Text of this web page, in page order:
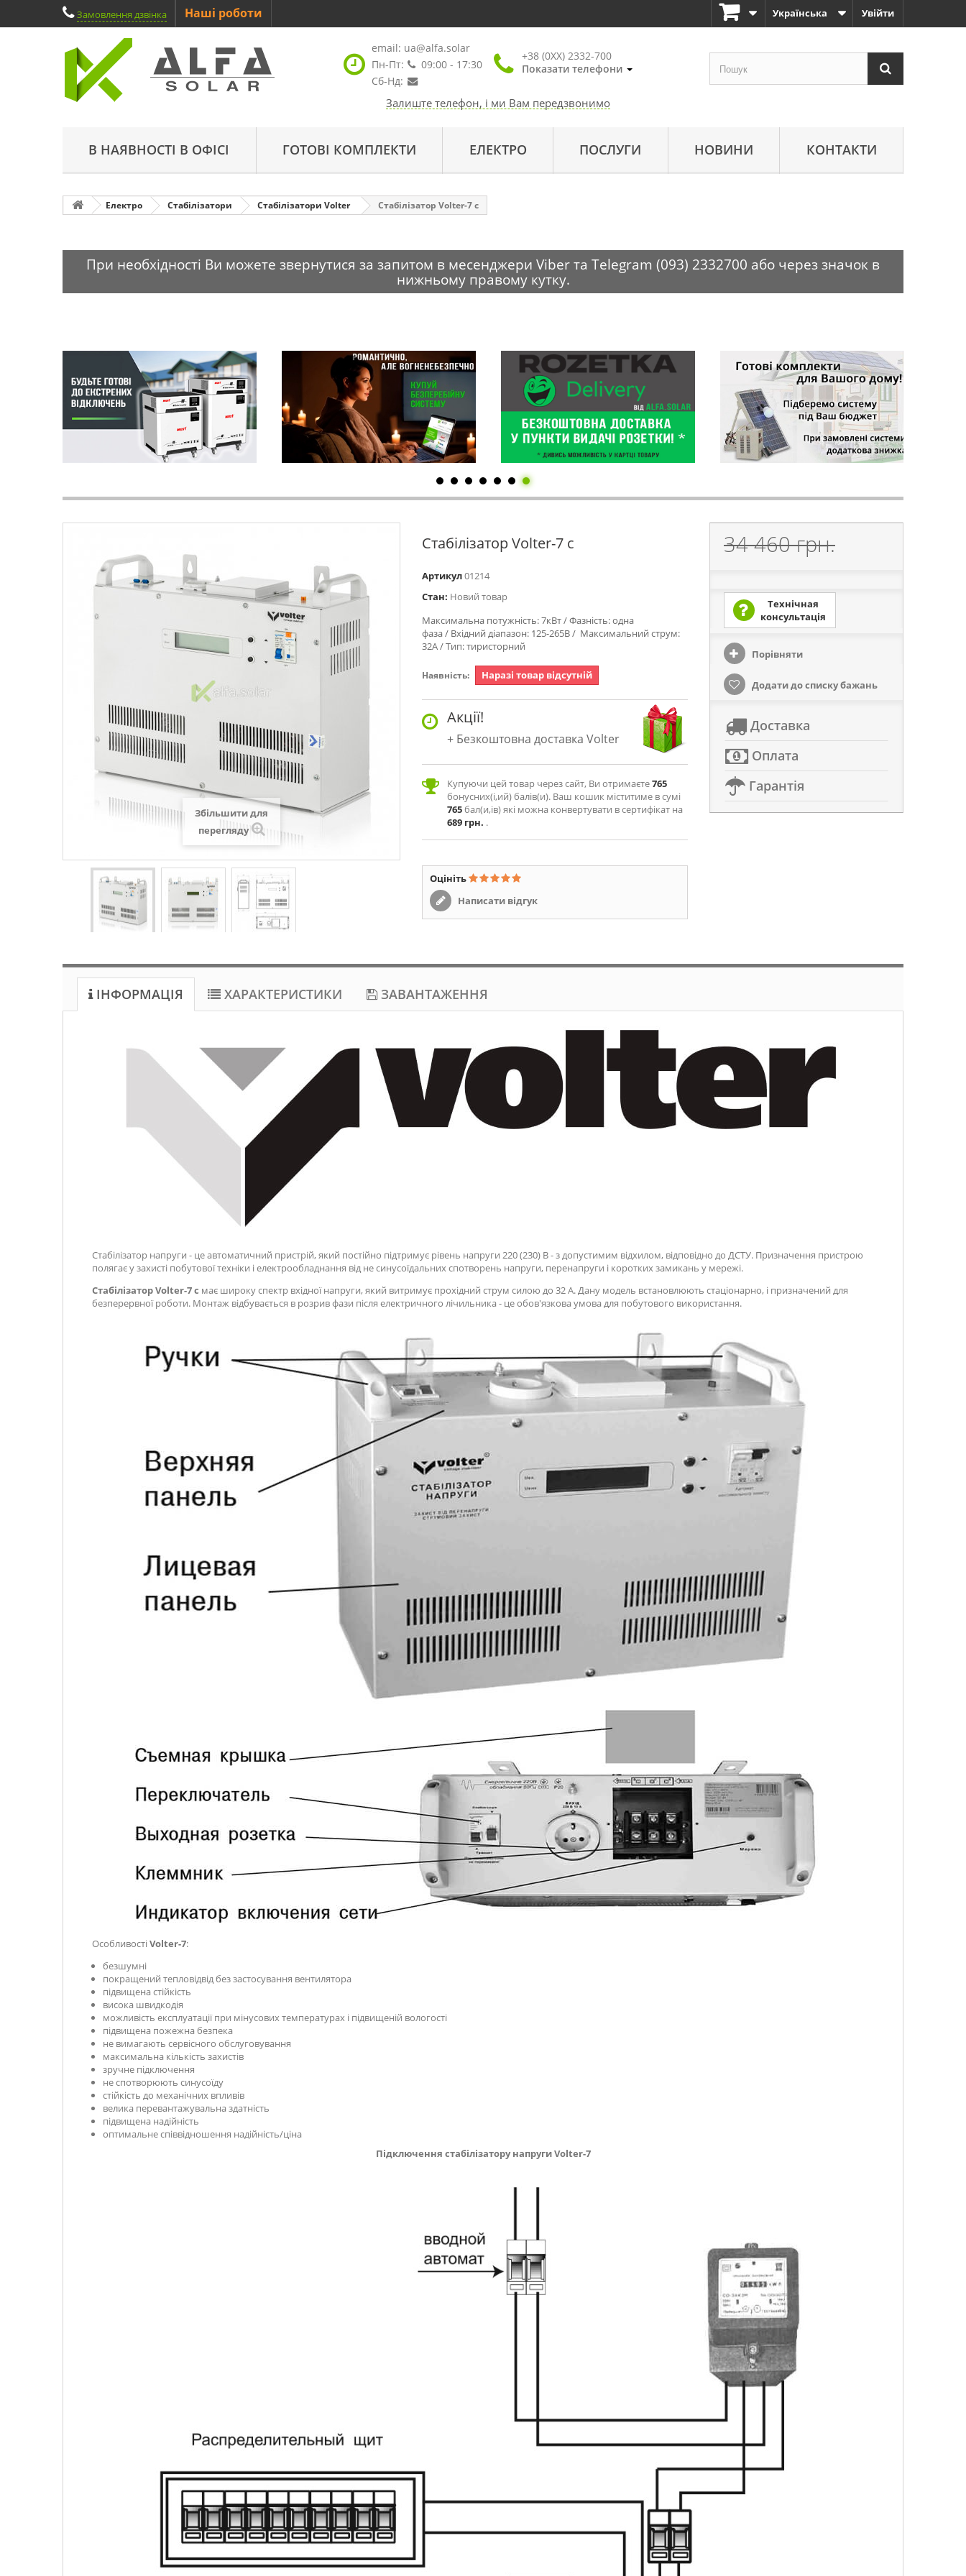
Увійти
Українська
Замовлення дзвінка Наші роботи
email: ua@alfa.solar
Пн-Пт:
09:00 - 17:30
Сб-Нд:
+38 (0XX) 2332-700
Показати телефони
Залиште телефон, і ми Вам передзвонимо
В НАЯВНОСТІ В ОФІСІ ГОТОВІ КОМПЛЕКТИ ЕЛЕКТРО ПОСЛУГИ НОВИНИ КОНТАКТИ
Електро Стабілізатори Стабілізатори Volter Стабілізатор Volter-7 с
При необхідності Ви можете звернутися за запитом в месенджери Viber та Telegram (093) 2332700 або через значок в
нижньому правому кутку.
Збільшити для
перегляду
Стабілізатор Volter-7 с
Артикул01214
Стан: Новий товар
Максимальна потужність: 7кВт / Фазність: одна
фаза / Вхідний діапазон: 125-265В / Максимальний струм:
32А / Тип: тиристорний
Наявність: Наразі товар відсутній
Акції!
Безкоштовна доставка Volter
Купуючи цей товар через сайт, Ви отримаєте765
бонусних(і,ий) балів(и). Ваш кошик міститиме в сумі
765бал(и,ів) які можна конвертувати в сертифікат на
689 грн. .
Оцініть
Написати відгук
34 460 грн.
Технічная
консультація
Порівняти
Додати до списку бажань
Доставка
Оплата
Гарантія
ІНФОРМАЦІЯ ХАРАКТЕРИСТИКИ ЗАВАНТАЖЕННЯ
Стабілізатор напруги - це автоматичний пристрій, який постійно підтримує рівень напруги 220 (230) В - з допустимим відхилом, відповідно до ДСТУ. Призначення пристрою
полягає у захисті побутової техніки і електрообладнання від не синусоїдальних спотворень напруги, перенапруги і коротких замикань у мережі.
Стабілізатор Volter-7 с має широку спектр вхідної напруги, який витримує прохідний струм силою до 32 А. Дану модель встановлюють стаціонарно, і призначений для
безперервної роботи. Монтаж відбувається в розрив фази після електричного лічильника - це обов'язкова умова для побутового використання.
ОсобливостіVolter-7:
безшумні
покращений тепловідвід без застосування вентилятора
підвищена стійкість
висока швидкодія
можливість експлуатації при мінусових температурах і підвищеній вологості
підвищена пожежна безпека
не вимагають сервісного обслуговування
максимальна кількість захистів
зручне підключення
не спотворюють синусоїду
стійкість до механічних впливів
велика перевантажувальна здатність
підвищена надійність
оптимальне співвідношення надійність/ціна
Підключення стабілізатору напругиVolter-7